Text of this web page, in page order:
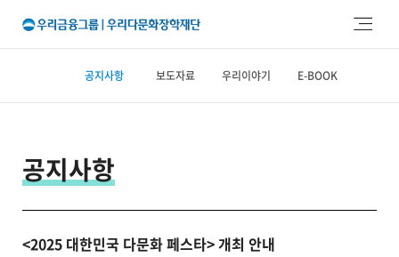
본문 바로가기
주메뉴 바로가기
공지사항 보도자료 우리이야기 E-BOOK
공지사항
<2025 대한민국 다문화 페스타> 개최 안내